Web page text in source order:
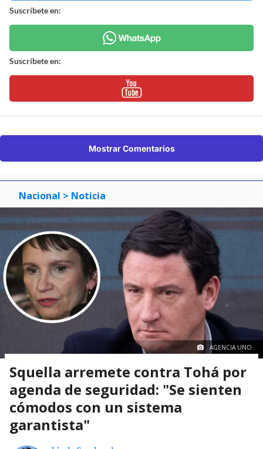
Suscríbete en:
Suscríbete en:
Mostrar Comentarios
Nacional > Noticia
AGENCIA UNO.
Squella arremete contra Tohá por
agenda de seguridad: "Se sienten
cómodos con un sistema
garantista"